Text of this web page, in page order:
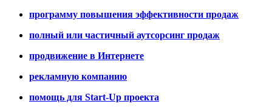
программу повышения эффективности продаж
полный или частичный аутсорсинг продаж
продвижение в Интернете
рекламную компанию
помощь для Start-Up проекта